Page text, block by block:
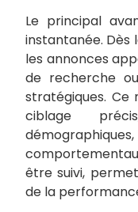
Le principal
instantanée. Dès
les annonces
de recherche
stratégiques.
ciblage
être suivi,
de la